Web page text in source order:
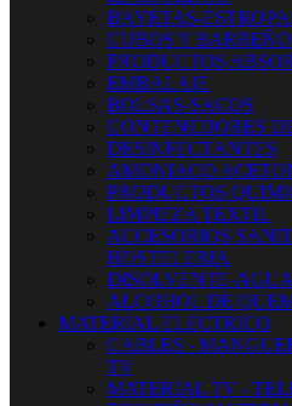
BAYETAS-
CUBOS Y
PRODUCTOS
EMBALAJE
BOLSAS-SACOS
CONTENEDORES
DESINFECTANTES
AMONIACO
PRODUCTOS
LIMPIEZA TEXTIL
ACCESORIOS
HOSTELERIA
DISOLVENTE-
ALCOHOL DE
MATERIAL ELECTRICO
CABLES -
TV
MATERIAL TV -